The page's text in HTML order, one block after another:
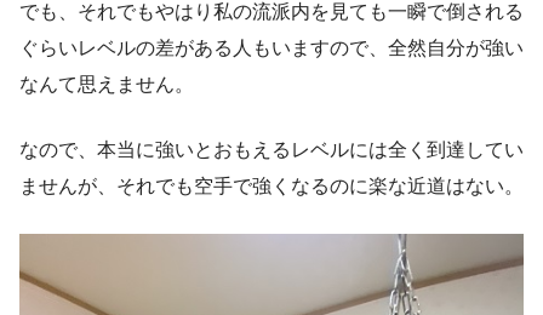
でも、それでもやはり私の流派内を見ても一瞬で倒される
ぐらいレベルの差がある人もいますので、全然自分が強い
なんて思えません。
なので、本当に強いとおもえるレベルには全く到達してい
ませんが、それでも空手で強くなるのに楽な近道はない。